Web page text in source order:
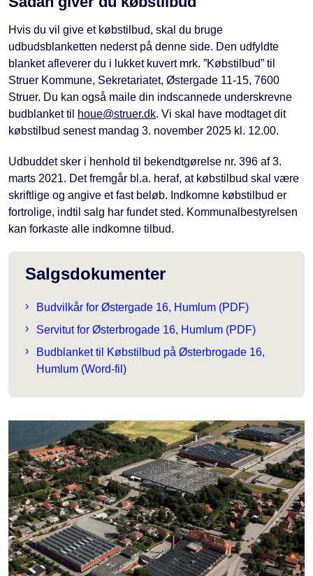
Hvis du vil give et købstilbud, skal du bruge
udbudsblanketten nederst på denne side. Den udfyldte
blanket afleverer du i lukket kuvert mrk. ”Købstilbud” til
Struer Kommune, Sekretariatet, Østergade 11-15, 7600
Struer. Du kan også maile din indscannede underskrevne
budblanket til
houe@struer.dk. Vi skal have modtaget dit
købstilbud senest mandag 3. november 2025 kl. 12.00.
Udbuddet sker i henhold til bekendtgørelse nr. 396 af 3.
marts 2021. Det fremgår bl.a. heraf, at købstilbud skal være
skriftlige og angive et fast beløb. Indkomne købstilbud er
fortrolige, indtil salg har fundet sted. Kommunalbestyrelsen
kan forkaste alle indkomne tilbud.
Salgsdokumenter
Budvilkår for Østergade 16, Humlum (PDF)
Servitut for Østerbrogade 16, Humlum (PDF)
Budblanket til Købstilbud på Østerbrogade 16,
Humlum (Word-fil)